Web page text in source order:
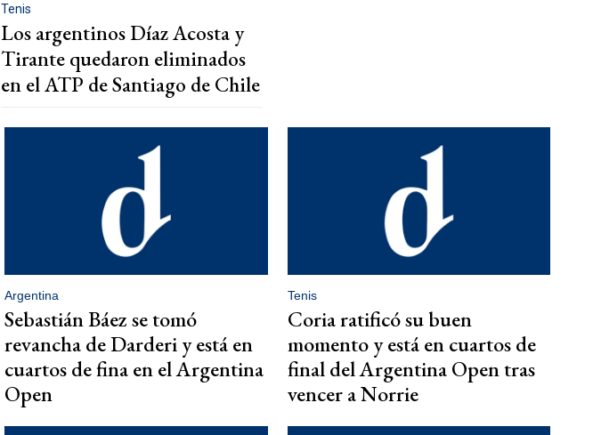
Tenis
Los argentinos Díaz Acosta y
Tirante quedaron eliminados
en el ATP de Santiago de Chile
Argentina
Sebastián Báez se tomó
revancha de Darderi y está en
cuartos de fina en el Argentina
Open
Tenis
Coria ratificó su buen
momento y está en cuartos de
final del Argentina Open tras
vencer a Norrie